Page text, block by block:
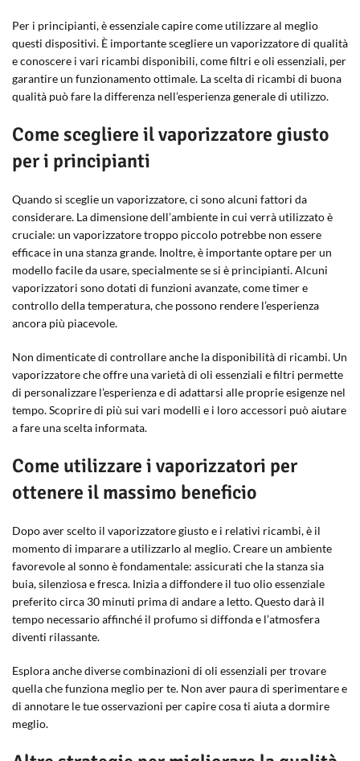
Per i principianti, è essenziale capire come utilizzare al meglio
questi dispositivi. È importante scegliere un vaporizzatore di qualità
e conoscere i vari ricambi disponibili, come filtri e oli essenziali, per
garantire un funzionamento ottimale. La scelta di ricambi di buona
qualità può fare la differenza nell’esperienza generale di utilizzo.
Come scegliere il vaporizzatore giusto
per i principianti
Quando si sceglie un vaporizzatore, ci sono alcuni fattori da
considerare. La dimensione dell’ambiente in cui verrà utilizzato è
cruciale: un vaporizzatore troppo piccolo potrebbe non essere
efficace in una stanza grande. Inoltre, è importante optare per un
modello facile da usare, specialmente se si è principianti. Alcuni
vaporizzatori sono dotati di funzioni avanzate, come timer e
controllo della temperatura, che possono rendere l’esperienza
ancora più piacevole.
Non dimenticate di controllare anche la disponibilità di ricambi. Un
vaporizzatore che offre una varietà di oli essenziali e filtri permette
di personalizzare l’esperienza e di adattarsi alle proprie esigenze nel
tempo. Scoprire di più sui vari modelli e i loro accessori può aiutare
a fare una scelta informata.
Come utilizzare i vaporizzatori per
ottenere il massimo beneficio
Dopo aver scelto il vaporizzatore giusto e i relativi ricambi, è il
momento di imparare a utilizzarlo al meglio. Creare un ambiente
favorevole al sonno è fondamentale: assicurati che la stanza sia
buia, silenziosa e fresca. Inizia a diffondere il tuo olio essenziale
preferito circa 30 minuti prima di andare a letto. Questo darà il
tempo necessario affinché il profumo si diffonda e l’atmosfera
diventi rilassante.
Esplora anche diverse combinazioni di oli essenziali per trovare
quella che funziona meglio per te. Non aver paura di sperimentare e
di annotare le tue osservazioni per capire cosa ti aiuta a dormire
meglio.